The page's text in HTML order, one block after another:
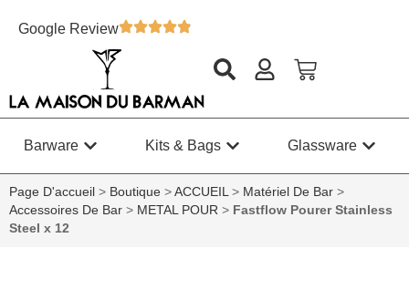
Google Review
Barware Kits & Bags Glassware
Page D'accueil > Boutique > ACCUEIL> Matériel De Bar >
Accessoires De Bar > METAL POUR > Fastflow Pourer Stainless
Steel x 12